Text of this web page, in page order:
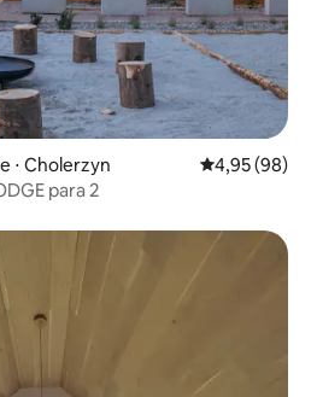
⋅ Cholerzyn 4,95 de uma
4,95 (98)
para 2